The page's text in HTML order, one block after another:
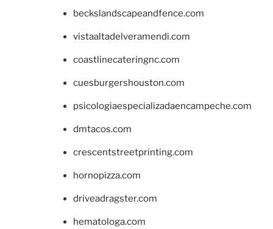
beckslandscapeandfence.com
vistaaltadelveramendi.com
coastlinecateringnc.com
cuesburgershouston.com
psicologiaespecializadaencampeche.com
dmtacos.com
crescentstreetprinting.com
hornopizza.com
driveadragster.com
hematologa.com